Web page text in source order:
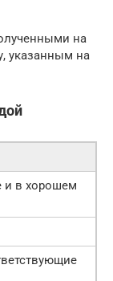
на
указанным на
и в хорошем